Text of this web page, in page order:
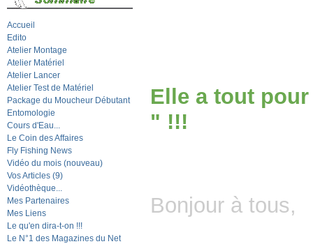
Accueil
Edito
Atelier Montage
Atelier Matériel
Atelier Lancer
Atelier Test de Matériel
Package du Moucheur Débutant
Entomologie
Cours d'Eau...
Le Coin des Affaires
Fly Fishing News
Vidéo du mois (nouveau)
Vos Articles (9)
Vidéothèque...
Mes Partenaires
Mes Liens
Le qu'en dira-t-on !!!
Le N°1 des Magazines du Net
Elle a tout
" !!!
Bonjour à tous,